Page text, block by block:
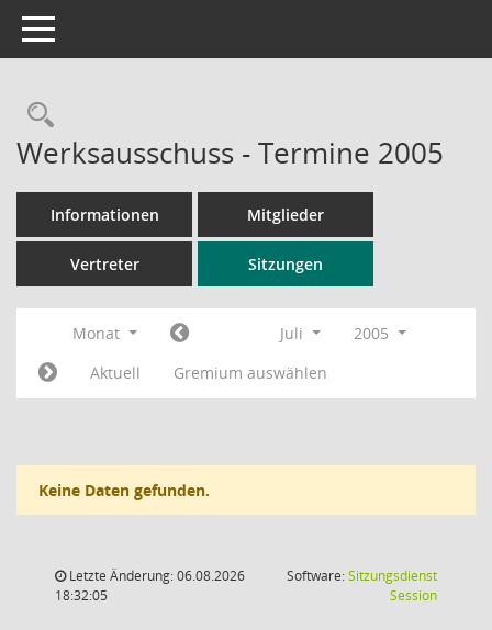
Toggle navigation
Rechercheauswahl
Werksausschuss - Termine 2005
Informationen Mitglieder
Vertreter Sitzungen
Monat Juli
2005
Aktuell
Gremium auswählen
Keine Daten gefunden.
Letzte Änderung: 06.08.2026
18:32:05
Software:Sitzungsdienst
Session(Wird in